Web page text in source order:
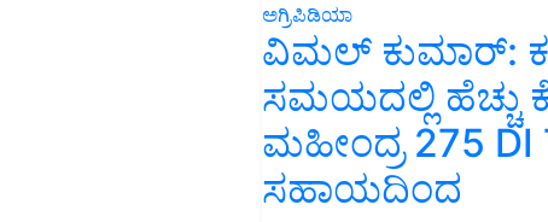
ಅಗ್ರಿಪಿಡಿಯಾ
ವಿಮಲ್ ಕುಮಾರ್:
ಸಮಯದಲ್ಲಿ ಹೆಚ್ಚು
ಮಹೀಂದ್ರ 275 DI
ಸಹಾಯದಿಂದ